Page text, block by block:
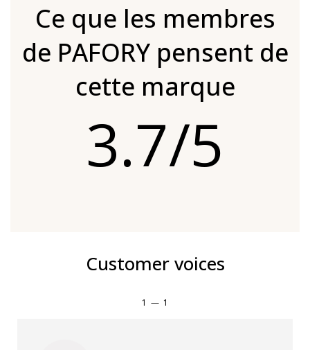
Ce que les membres
de PAFORY pensent de
cette marque
3.7/5
Customer voices
1 — 1